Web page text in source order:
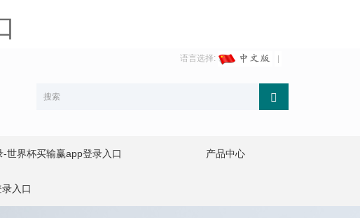
语言选择:
世界杯买输赢app登录入口 产品中心
入口